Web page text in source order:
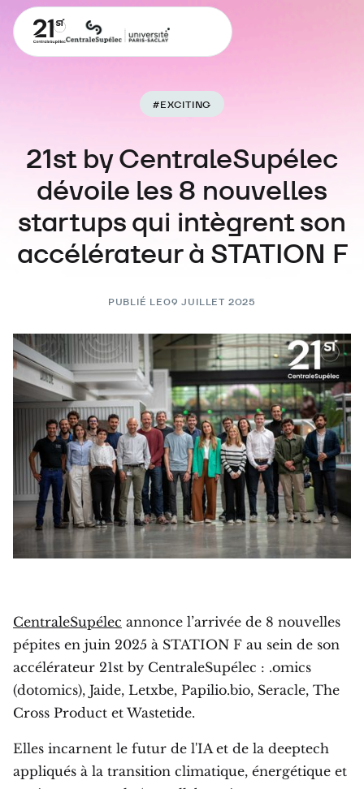
#EXCITING
21st by CentraleSupélec
dévoile les 8 nouvelles
startups qui intègrent son
accélérateur à STATION F
PUBLIÉ LE09 JUILLET 2025
CentraleSupélec annonce l’arrivée de 8 nouvelles
pépites en juin 2025 à STATION F au sein de son
accélérateur 21st by CentraleSupélec : .omics
(dotomics), Jaide, Letxbe, Papilio.bio, Seracle, The
Cross Product et Wastetide.
Elles incarnent le futur de l'IA et de la deeptech
appliqués à la transition climatique, énergétique et